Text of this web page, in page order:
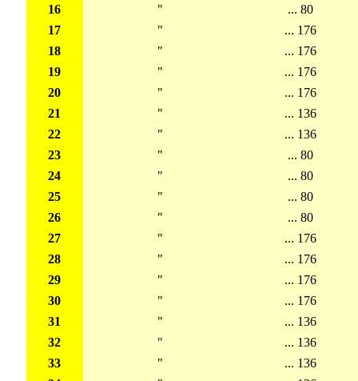
16
"
... 80
17
"
... 176
18
"
... 176
19
"
... 176
20
"
... 176
21
"
... 136
22
"
... 136
23
"
... 80
24
"
... 80
25
"
... 80
26
"
... 80
27
"
... 176
28
"
... 176
29
"
... 176
30
"
... 176
31
"
... 136
32
"
... 136
33
"
... 136